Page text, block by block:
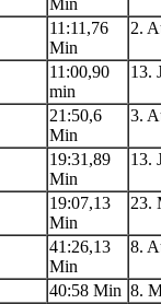
Min
11:11,76
Min
2.
11:00,90
min
13.
21:50,6
Min
3.
19:31,89
Min
13.
19:07,13
Min
23.
41:26,13
Min
8.
40:58 Min 8.